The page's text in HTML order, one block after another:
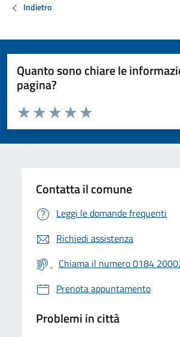
Indietro
Quanto sono chiare le
pagina?
Valuta da 1 a 5 stelle la pagina
Valuta 5 stelle su 5
Valuta 4 stelle su 5
Valuta 3 stelle su 5
Valuta 2 stelle su 5
Valuta 1 stelle su 5
Contatta il comune
Leggi le domande frequenti
Richiedi assistenza
Chiama il numero 0184
Prenota appuntamento
Problemi in città